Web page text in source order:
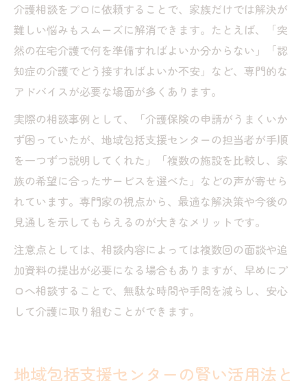
介護相談をプロに依頼することで、家族だけでは解決が
難しい悩みもスムーズに解消できます。たとえば、「突
然の在宅介護で何を準備すればよいか分からない」「認
知症の介護でどう接すればよいか不安」など、専門的な
アドバイスが必要な場面が多くあります。
実際の相談事例として、「介護保険の申請がうまくいか
ず困っていたが、地域包括支援センターの担当者が手順
を一つずつ説明してくれた」「複数の施設を比較し、家
族の希望に合ったサービスを選べた」などの声が寄せら
れています。専門家の視点から、最適な解決策や今後の
見通しを示してもらえるのが大きなメリットです。
注意点としては、相談内容によっては複数回の面談や追
加資料の提出が必要になる場合もありますが、早めにプ
ロへ相談することで、無駄な時間や手間を減らし、安心
して介護に取り組むことができます。
地域包括支援センターの賢い活用法と